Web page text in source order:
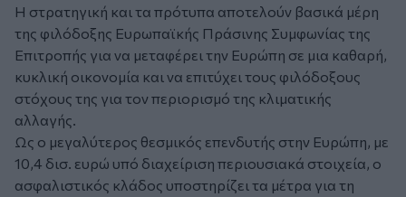
Η στρατηγική και τα πρότυπα αποτελούν βασικά μέρη
της φιλόδοξης Ευρωπαϊκής Πράσινης Συμφωνίας της
Επιτροπής για να μεταφέρει την Ευρώπη σε μια καθαρή,
κυκλική οικονομία και να επιτύχει τους φιλόδοξους
στόχους της για τον περιορισμό της κλιματικής
αλλαγής.
Ως ο μεγαλύτερος θεσμικός επενδυτής στην Ευρώπη, με
10,4 δισ. ευρώ υπό διαχείριση περιουσιακά στοιχεία, ο
ασφαλιστικός κλάδος υποστηρίζει τα μέτρα για τη